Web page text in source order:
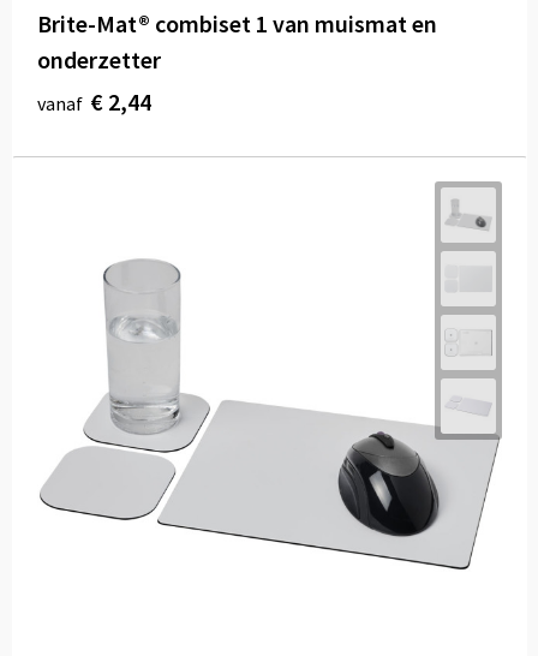
Brite-Mat® combiset 1 van muismat en
onderzetter
vanaf € 2,44